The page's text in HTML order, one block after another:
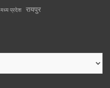
मध्य प्रदेश रायपुर